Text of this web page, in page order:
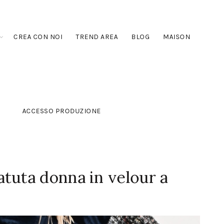
CREA CON NOI TREND AREA BLOG MAISON
ACCESSO PRODUZIONE
donna in velour a